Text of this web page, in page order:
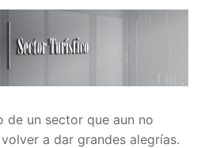
de un sector que aun no
a dar grandes alegrías.